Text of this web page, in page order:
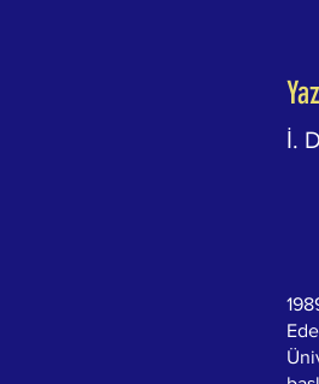
İ.